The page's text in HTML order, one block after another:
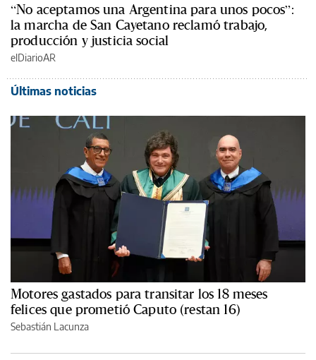
“No aceptamos una Argentina para unos pocos”:
la marcha de San Cayetano reclamó trabajo,
producción y justicia social
elDiarioAR
Últimas noticias
Motores gastados para transitar los 18 meses
felices que prometió Caputo (restan 16)
Sebastián Lacunza